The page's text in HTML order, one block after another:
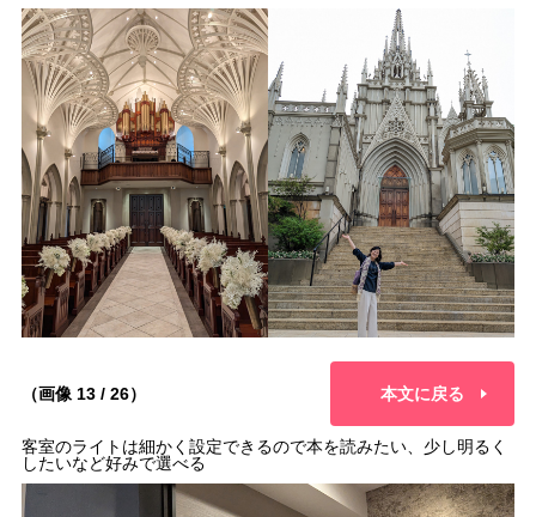
（画像 13 / 26） 本文に戻る
客室のライトは細かく設定できるので本を読みたい、少し明るく
したいなど好みで選べる